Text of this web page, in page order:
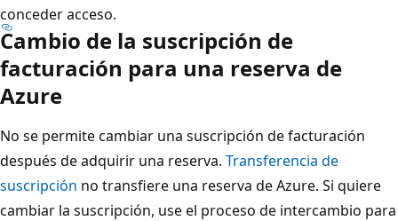
conceder acceso.
Cambio de la suscripción de
facturación para una reserva de
Azure
No se permite cambiar una suscripción de facturación
después de adquirir una reserva. Transferencia de
suscripción no transfiere una reserva de Azure. Si quiere
cambiar la suscripción, use el proceso de intercambio para